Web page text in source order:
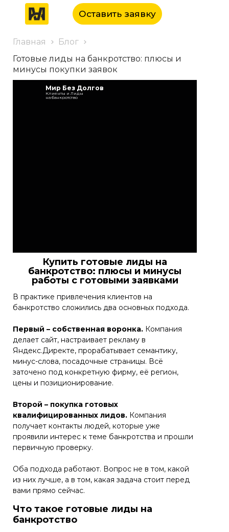
Оставить заявку
Что такое готовые лиды на
банкротство
Главная
Блог
Готовые лиды на банкротство: плюсы и
минусы покупки заявок
Купить готовые лиды на
банкротство: плюсы и минусы
работы с готовыми заявками
В практике привлечения клиентов на
банкротство сложились два основных подхода.
Первый – собственная воронка. Компания
делает сайт, настраивает рекламу в
Яндекс.Директе, прорабатывает семантику,
минус-слова, посадочные страницы. Всё
заточено под конкретную фирму, её регион,
цены и позиционирование.
Второй – покупка готовых
квалифицированных лидов. Компания
получает контакты людей, которые уже
проявили интерес к теме банкротства и прошли
первичную проверку.
Оба подхода работают. Вопрос не в том, какой
из них лучше, а в том, какая задача стоит перед
вами прямо сейчас.
Клиенты и Лиды
на банкротство
Мир Без Долгов